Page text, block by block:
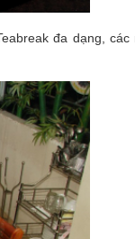
đa dạng, các